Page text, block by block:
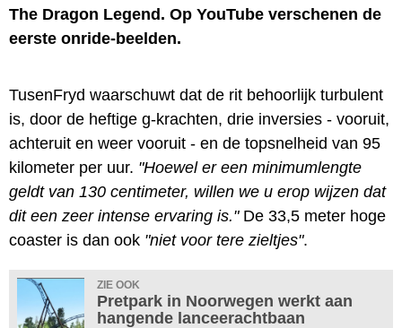
The Dragon Legend. Op YouTube verschenen de
eerste onride-beelden.
TusenFryd waarschuwt dat de rit behoorlijk turbulent
is, door de heftige g-krachten, drie inversies - vooruit,
achteruit en weer vooruit - en de topsnelheid van 95
kilometer per uur. "Hoewel er een minimumlengte
geldt van 130 centimeter, willen we u erop wijzen dat
dit een zeer intense ervaring is."De 33,5 meter hoge
coaster is dan ook "niet voor tere zieltjes".
ZIE OOK
Pretpark in Noorwegen werkt aan
hangende lanceerachtbaan